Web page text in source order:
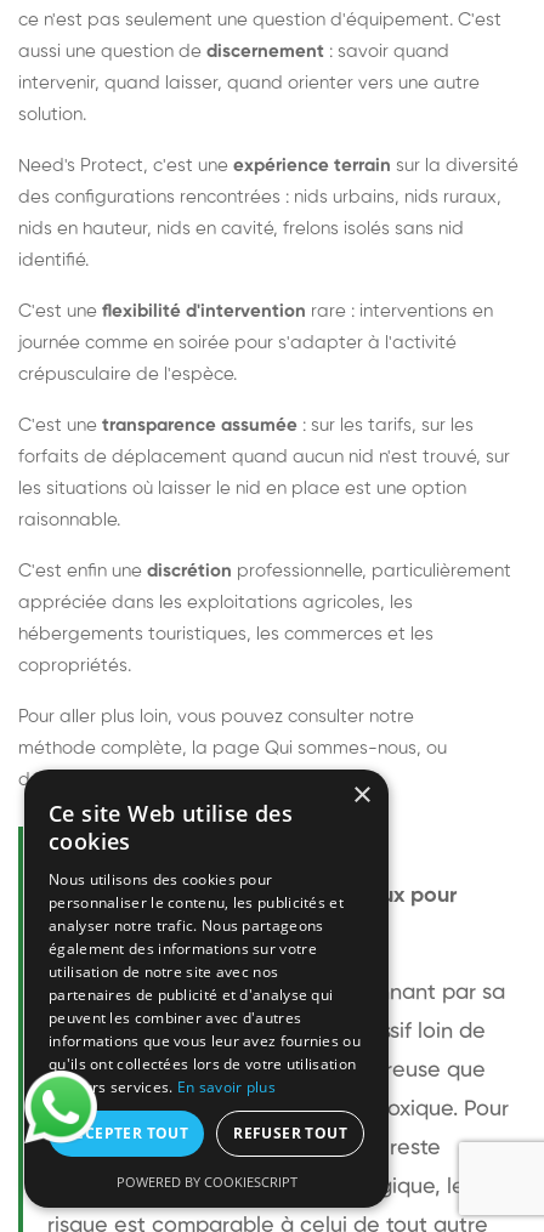
ce n'est pas seulement une question d'équipement. C'est
aussi une question de discernement : savoir quand
intervenir, quand laisser, quand orienter vers une autre
solution.
Need's Protect, c'est une expérience terrain sur la diversité
des configurations rencontrées : nids urbains, nids ruraux,
nids en hauteur, nids en cavité, frelons isolés sans nid
identifié.
C'est une flexibilité d'intervention rare : interventions en
journée comme en soirée pour s'adapter à l'activité
crépusculaire de l'espèce.
C'est une transparence assumée : sur les tarifs, sur les
forfaits de déplacement quand aucun nid n'est trouvé, sur
les situations où laisser le nid en place est une option
raisonnable.
C'est enfin une discrétion professionnelle, particulièrement
appréciée dans les exploitations agricoles, les
hébergements touristiques, les commerces et les
copropriétés.
Pour aller plus loin, vous pouvez consulter notre
méthode complète, la page Qui sommes-nous, ou
découvrir
Questions fréquentes
Le frelon européen est-il dangereux pour
l'homme ?
Le frelon européen est impressionnant par sa
taille mais relativement peu agressif loin de
son nid. Sa piqûre est plus douloureuse que
celle d'une guêpe sans être plus toxique. Pour
une personne non allergique, elle reste
bénigne. Pour une personne allergique, le
risque est comparable à celui de tout autre
×
Ce site Web utilise des
cookies
Nous utilisons des cookies pour
personnaliser le contenu, les publicités et
analyser notre trafic. Nous partageons
également des informations sur votre
utilisation de notre site avec nos
partenaires de publicité et d'analyse qui
peuvent les combiner avec d'autres
informations que vous leur avez fournies ou
qu'ils ont collectées lors de votre utilisation
de leurs services. En savoir plus
ACCEPTER TOUT REFUSER TOUT
POWERED BY COOKIESCRIPT